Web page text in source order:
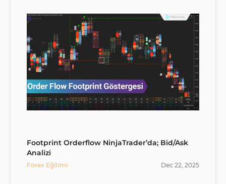
Footprint Orderflow NinjaTrader’da; Bid/Ask
Analizi
Forex Eğitimi Dec 22, 2025